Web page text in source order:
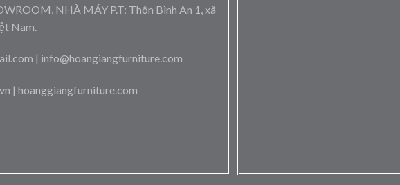
NHÀ MÁY P.T: Thôn Bình An 1, xã
Nam.
| info@hoangiangfurniture.com
| hoanggiangfurniture.com